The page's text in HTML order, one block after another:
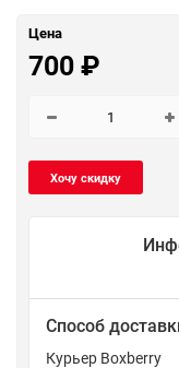
Цена
700₽
Способ
Курьер Boxberry